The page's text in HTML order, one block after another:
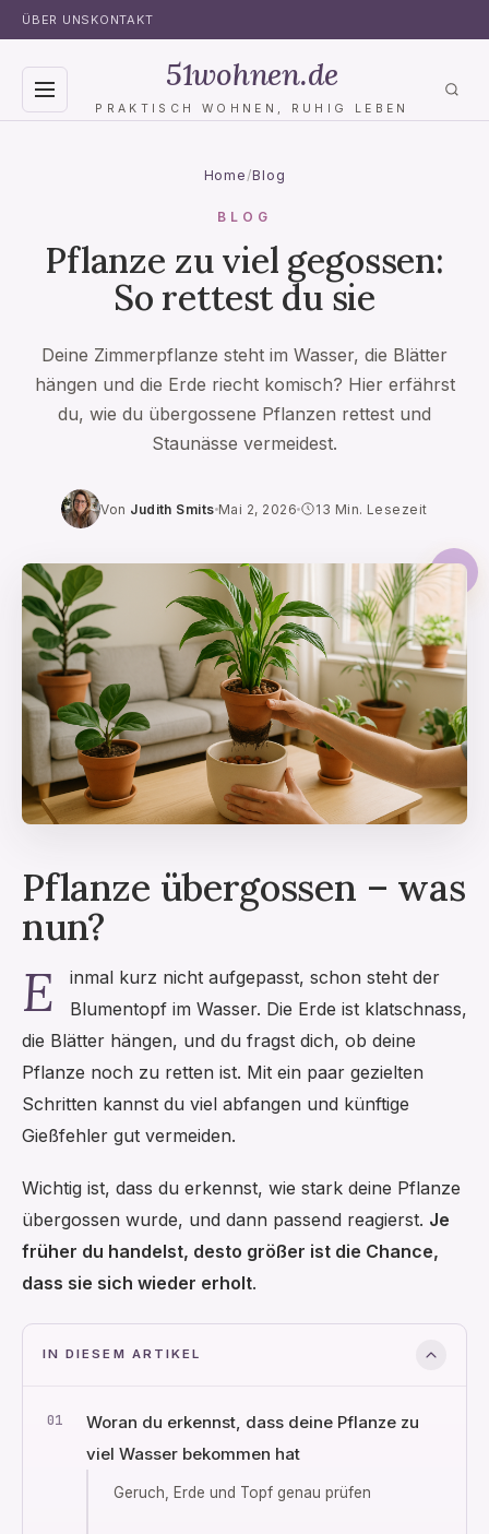
ÜBER UNS KONTAKT
51wohnen.de
PRAKTISCH WOHNEN, RUHIG LEBEN
SCHLAFZIMMER
BADEZIMMER
KÜCHE
GARTEN
SONSTIGES
FLUR
REINIGUNG
INSPIRATION
KONTAKT
ÜBER 51WOHNEN
Home/Blog
BLOG
Pflanze zu viel gegossen:
So rettest du sie
Deine Zimmerpflanze steht im Wasser, die Blätter
hängen und die Erde riecht komisch? Hier erfährst
du, wie du übergossene Pflanzen rettest und
Staunässe vermeidest.
Von Judith Smits Mai 2, 2026 13 Min. Lesezeit
Pflanze übergossen – was
nun?
E
inmal kurz nicht aufgepasst, schon steht der
Blumentopf im Wasser. Die Erde ist klatschnass,
die Blätter hängen, und du fragst dich, ob deine
Pflanze noch zu retten ist. Mit ein paar gezielten
Schritten kannst du viel abfangen und künftige
Gießfehler gut vermeiden.
Wichtig ist, dass du erkennst, wie stark deine Pflanze
übergossen wurde, und dann passend reagierst. Je
früher du handelst, desto größer ist die Chance,
dass sie sich wieder erholt.
IN DIESEM ARTIKEL
Woran du erkennst, dass deine Pflanze zu
viel Wasser bekommen hat
Geruch, Erde und Topf genau prüfen